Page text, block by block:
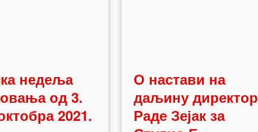
недеља
од 3.
2021.
О настави на
даљину директор
Раде Зејак за